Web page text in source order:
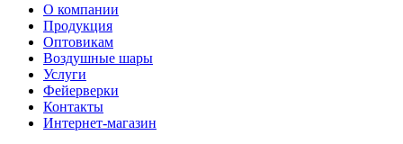
О компании
Продукция
Оптовикам
Воздушные шары
Услуги
Фейерверки
Контакты
Интернет-магазин